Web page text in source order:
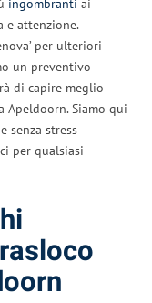
ingombranti ai
e attenzione.
per ulteriori
un preventivo
di capire meglio
Apeldoorn. Siamo qui
senza stress
per qualsiasi